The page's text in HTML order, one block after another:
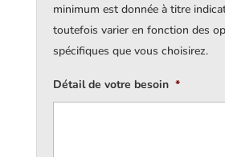
minimum est donnée à titre
toutefois varier en fonction des
spécifiques que vous choisirez.
Détail de votre besoin *